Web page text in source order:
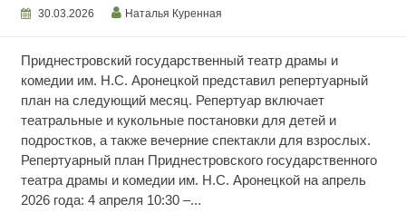
30.03.2026 Наталья Куренная
Приднестровский государственный театр драмы и
комедии им. Н.С. Аронецкой представил репертуарный
план на следующий месяц. Репертуар включает
театральные и кукольные постановки для детей и
подростков, а также вечерние спектакли для взрослых.
Репертуарный план Приднестровского государственного
театра драмы и комедии им. Н.С. Аронецкой на апрель
2026 года: 4 апреля 10:30 –...